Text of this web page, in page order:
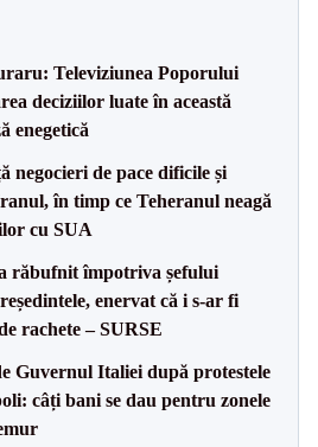
Televiziunea Poporului
deciziilor luate în această
enegetică
negocieri de pace dificile și
în timp ce Teheranul neagă
cu SUA
răbufnit împotriva șefului
enervat că i s-ar fi
rachete – SURSE
Guvernul Italiei după protestele
câți bani se dau pentru zonele